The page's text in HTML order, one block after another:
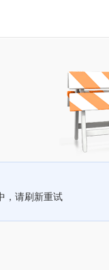
，请刷新重试